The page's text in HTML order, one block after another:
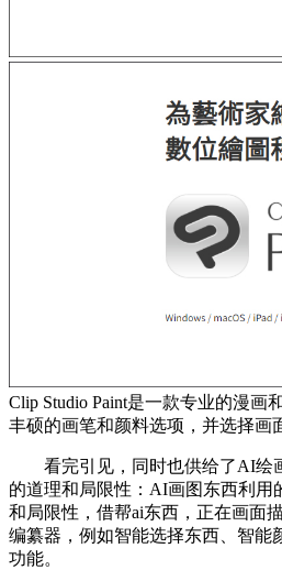
Clip Studio Paint是一款专业的漫画
丰硕的画笔和颜料选项，并选择画
看完引见，同时也供给了AI绘
的道理和局限性：AI画图东西利用
和局限性，借帮ai东西，正在画面
编纂器，例如智能选择东西、智能
功能。